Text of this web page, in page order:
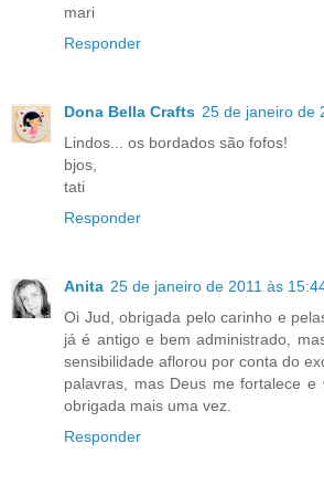
mari
Responder
Dona Bella Crafts 25 de janeiro de
Lindos... os bordados são fofos!
bjos,
tati
Responder
Anita 25 de janeiro de 2011 às
Oi Jud, obrigada pelo carinho e
já é antigo e bem administrado,
sensibilidade aflorou por conta do
palavras, mas Deus me fortalece e
obrigada mais uma vez.
Responder